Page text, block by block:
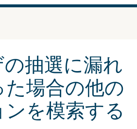
の抽選に漏れ
場合の他の
を模索する